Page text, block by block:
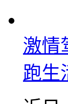
激情
跑生